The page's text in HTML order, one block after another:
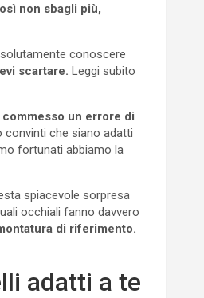
non sbagli più,
conoscere
scartare. Leggi subito
un errore di
convinti che siano adatti
fortunati abbiamo la
spiacevole sorpresa
occhiali fanno davvero
di riferimento.
adatti a te